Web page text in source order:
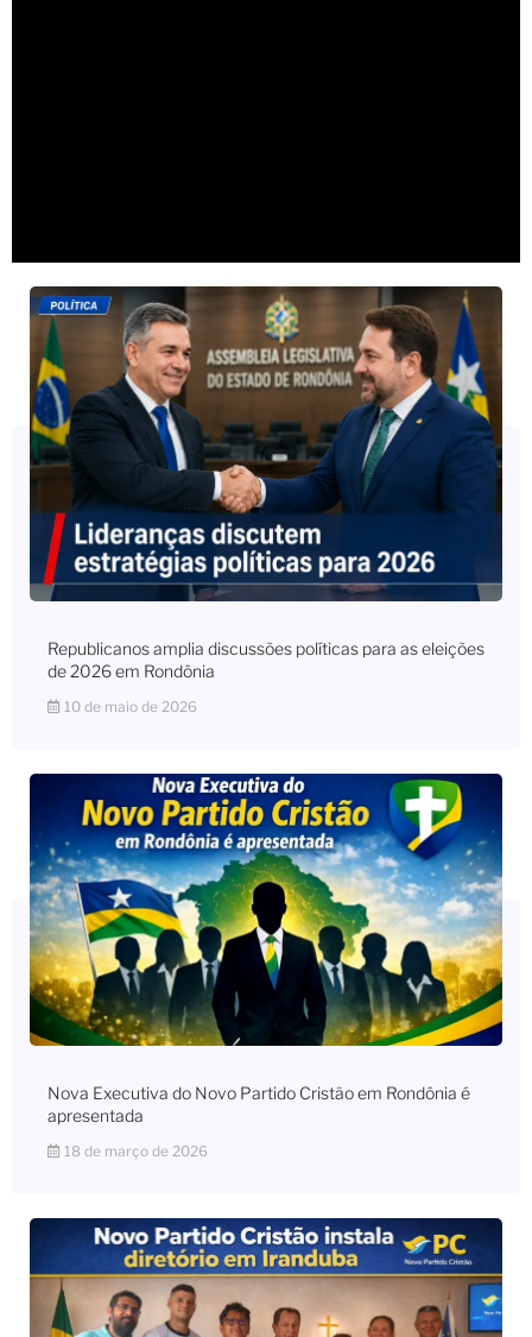
Republicanos amplia discussões políticas para as eleições
de 2026 em Rondônia
10 de maio de 2026
Nova Executiva do Novo Partido Cristão em Rondônia é
apresentada
18 de março de 2026